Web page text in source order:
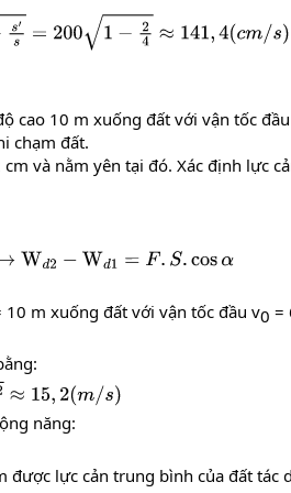
141 ,4 cm/s )
cao 10 m xuống đất với vận tốc
chạm đất.
và nằm yên tại đó. Xác định lực
2− Wd1=F. S.cos
m xuống đất với vận tốc đầu v0​ =
năng:
được lực cản trung bình của đất tác